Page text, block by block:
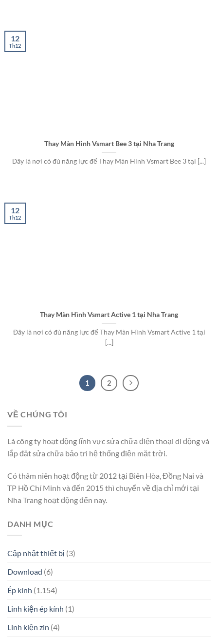
Thay Màn Hình Vsmart Bee 3 tại Nha Trang
Đây là nơi có đủ năng lực để Thay Màn Hình Vsmart Bee 3 tại [...]
12
Th12
Thay Màn Hình Vsmart Active 1 tại Nha Trang
Đây là nơi có đủ năng lực để Thay Màn Hình Vsmart Active 1 tại
[...]
12
Th12
1 2
VỀ CHÚNG TÔI
Là công ty hoạt động lĩnh vực sửa chữa điện thoại di động và
lắp đặt sửa chữa bảo trì hệ thống điện mặt trời.
Có thâm niên hoạt động từ 2012 tại Biên Hòa, Đồng Nai và
TP Hồ Chí Minh và đến 2015 thì chuyển về địa chỉ mới tại
Nha Trang hoạt động đến nay.
DANH MỤC
Cập nhật thiết bị (3)
Download (6)
Ép kính (1.154)
Linh kiện ép kính (1)
Linh kiện zin (4)